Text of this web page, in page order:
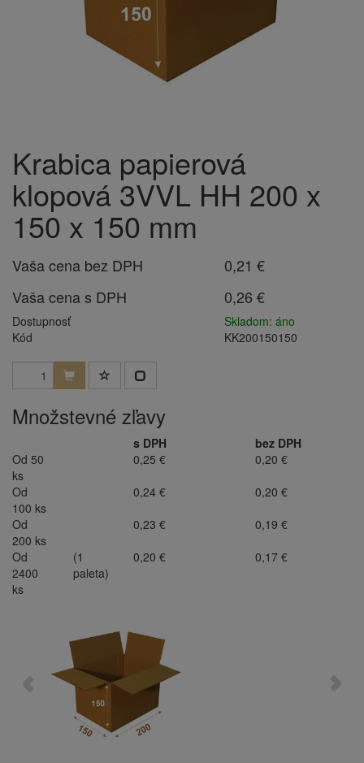
Krabica papierová
klopová 3VVL HH 200 x
150 x 150 mm
Vaša cena bez DPH
0,21 €
Vaša cena s DPH
0,26 €
Dostupnosť
Skladom: áno
Kód
KK200150150
Množstevné zľavy
s DPH
bez DPH
Od 50
ks
0,25 €
0,20 €
Od
100 ks
0,24 €
0,20 €
Od
200 ks
0,23 €
0,19 €
Od
2400
ks
(1
paleta)
0,20 € 0,17 €